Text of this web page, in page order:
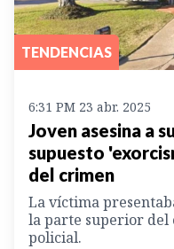
TENDENCIAS
6:31 PM 23 abr. 2025
Joven asesina a
supuesto
del crimen
La víctima
la parte superior del
policial.